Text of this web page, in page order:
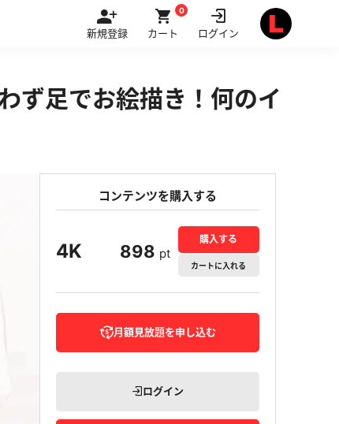
新規登録 カート
0
ログイン
ず足でお絵描き！何のイ
コンテンツを購入する
4K 898 pt
購入する
カートに入れる
月額見放題を申し込む
ログイン